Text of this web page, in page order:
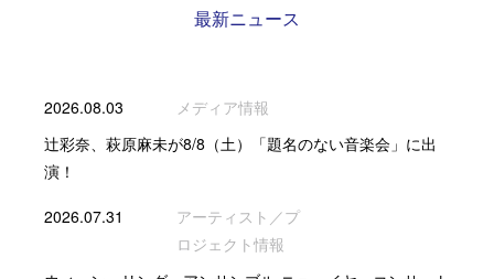
最新ニュース
2026.08.03
メディア情報
辻彩奈、萩原麻未が8/8（土）「題名のない音楽会」に出
演！
2026.07.31
アーティスト／プ
ロジェクト情報